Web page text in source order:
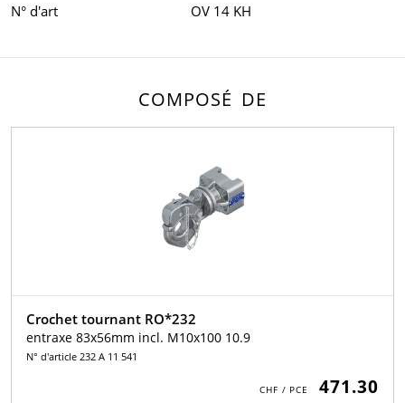
N° d'art OV 14 KH
COMPOSÉ DE
Crochet tournant RO*232
entraxe 83x56mm incl. M10x100 10.9
N° d'article 232 A 11 541
471.30